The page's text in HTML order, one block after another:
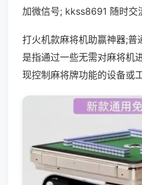
加微信号; kkss8691 随时交
打火机款麻将机助赢神器;普
是指通过一些无需对麻将机
现控制麻将牌功能的设备或工